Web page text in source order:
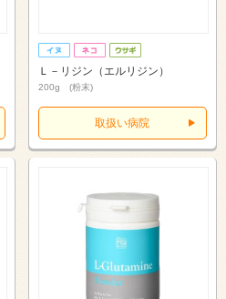
Ｌ－リジン（エルリジン）
200g (粉末)
取扱い病院